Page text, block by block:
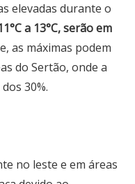
elevadas durante o
a 13°C, serão em
e, as máximas podem
do Sertão, onde a
30%.
no leste e em áreas